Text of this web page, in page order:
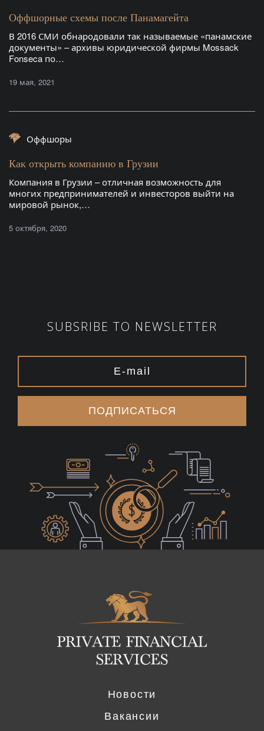
Оффшорные схемы после Панамагейта
В 2016 СМИ обнародовали так называемые «панамские
документы» – архивы юридической фирмы Mossack
Fonseca по…
19 мая, 2021
Оффшоры
Как открыть компанию в Грузии
Компания в Грузии – отличная возможность для
многих предпринимателей и инвесторов выйти на
мировой рынок,…
5 октября, 2020
SUBSRIBE TO NEWSLETTER
ПОДПИСАТЬСЯ
Новости
Вакансии